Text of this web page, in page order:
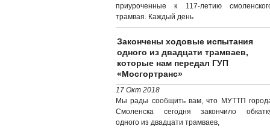
приуроченные к 117-летию
трамвая. Каждый день
Закончены ходовые испытания
одного из двадцати трамваев,
которые нам передал ГУП
«Мосгортранс»
17 Окт 2018
Мы рады сообщить вам, что МУТТП
Смоленска сегодня закончило
одного из двадцати трамваев,